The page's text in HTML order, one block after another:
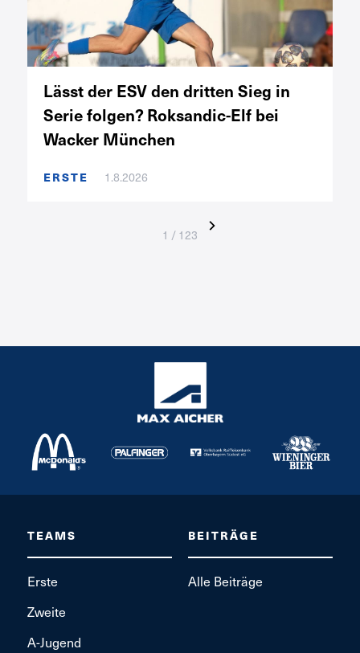
Lässt der ESV den dritten Sieg in
Serie folgen? Roksandic-Elf bei
Wacker München
ERSTE 1.8.2026
1 / 123
TEAMS
Erste
Zweite
A-Jugend
BEITRÄGE
Alle Beiträge